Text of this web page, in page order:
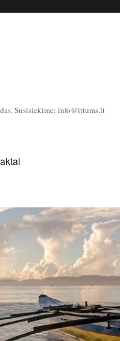
Susisiekime: info@itturas.lt